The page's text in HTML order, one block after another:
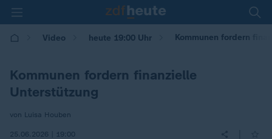
Video heute 19:00 Uhr Kommunen fordern
Kommunen fordern finanzielle
Unterstützung
von Luisa Houben
25.06.2026 | 19:00